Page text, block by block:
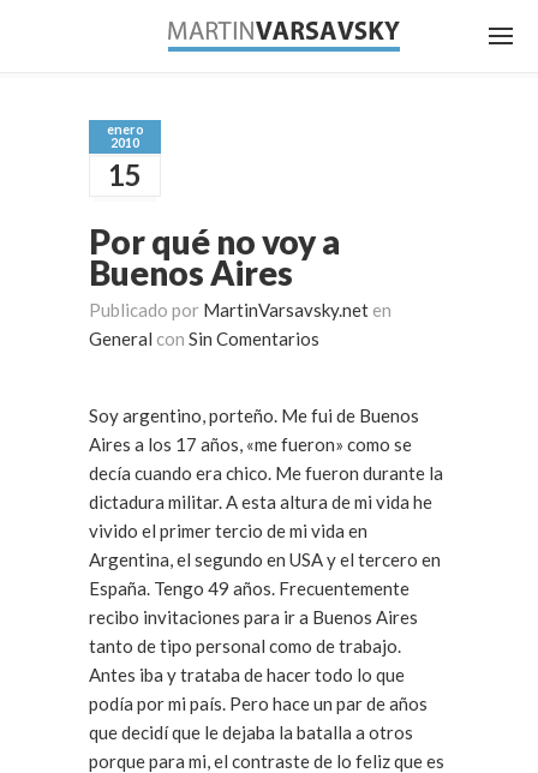
enero
2010
15
Por qué no voy a
Buenos Aires
Publicado por MartinVarsavsky.net en
General con Sin Comentarios
Soy argentino, porteño. Me fui de Buenos
Aires a los 17 años, «me fueron» como se
decía cuando era chico. Me fueron durante la
dictadura militar. A esta altura de mi vida he
vivido el primer tercio de mi vida en
Argentina, el segundo en USA y el tercero en
España. Tengo 49 años. Frecuentemente
recibo invitaciones para ir a Buenos Aires
tanto de tipo personal como de trabajo.
Antes iba y trataba de hacer todo lo que
podía por mi país. Pero hace un par de años
que decidí que le dejaba la batalla a otros
porque para mi, el contraste de lo feliz que es